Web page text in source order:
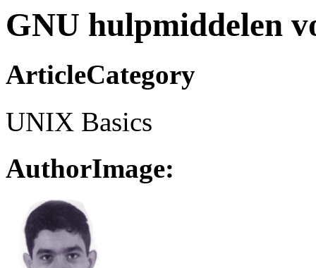
GNU hulpmiddelen
ArticleCategory
UNIX Basics
AuthorImage: